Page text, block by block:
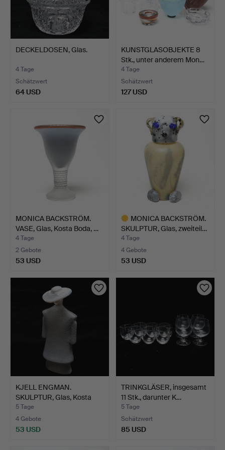
DECKELDOSEN, Glas.
4 Tage
Schätzwert
64 USD
KUNSTGLASOBJEKTE 8
Stk., unter anderem Mon…
4 Tage
Schätzwert
127 USD
MONICA BACKSTRÖM.
VASE, Glas, Kosta Boda, …
4 Tage
2 Gebote
53 USD
MONICA BACKSTRÖM.
SKULPTUR, Glas, zweiteil…
4 Tage
4 Gebote
53 USD
KJELL ENGMAN.
SKULPTUR, Glas, Kosta
Boda, …
5 Tage
4 Gebote
53 USD
TRINKGLÄSER, insgesamt
11 Stk., darunter K…
5 Tage
Schätzwert
85 USD